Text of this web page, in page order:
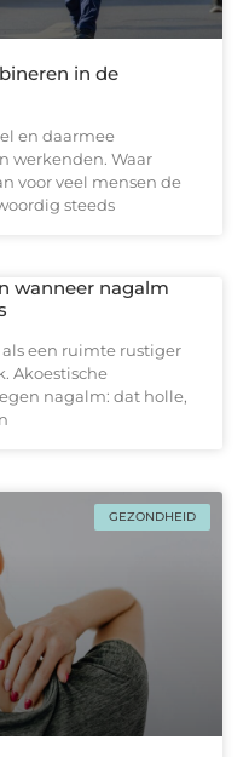
in de
en daarmee
werkenden. Waar
voor veel mensen de
steeds
wanneer nagalm
een ruimte rustiger
Akoestische
nagalm: dat holle,
GEZONDHEID